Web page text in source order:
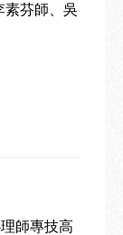
素芬師、吳
師專技高